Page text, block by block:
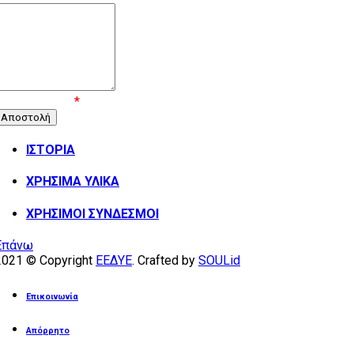
*
ΙΣΤΟΡΙΑ
ΧΡΗΣΙΜΑ ΥΛΙΚΑ
ΧΡΗΣΙΜΟΙ ΣΥΝΔΕΣΜΟΙ
© Copyright ΕΕΔΥΕ. Crafted by SOULid
Επικοινωνία
Απόρρητο